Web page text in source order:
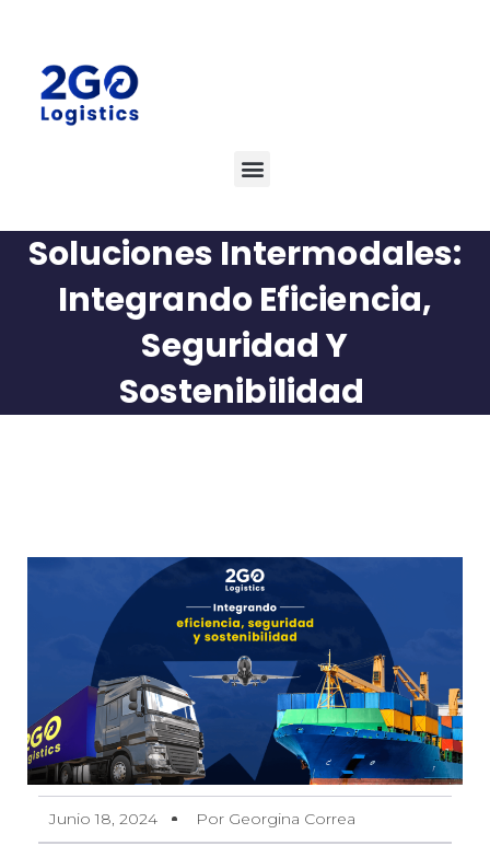
Soluciones Intermodales:
Integrando Eficiencia,
Seguridad Y
Sostenibilidad
Junio 18, 2024 Por Georgina Correa